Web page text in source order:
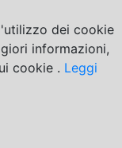
dei cookie
informazioni,
cookie . Leggi